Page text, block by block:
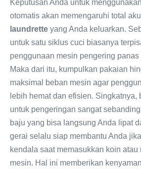
Keputusan Anda untuk
otomatis akan memengaruhi total
laundrette yang Anda keluarkan.
untuk satu siklus cuci biasanya
penggunaan mesin pengering panas
Maka dari itu, kumpulkan pakaian
maksimal beban mesin agar
lebih hemat dan efisien. Singkatnya,
untuk pengeringan sangat
baju yang bisa langsung Anda lipat
gerai selalu siap membantu Anda
kendala saat memasukkan koin atau
mesin. Hal ini memberikan